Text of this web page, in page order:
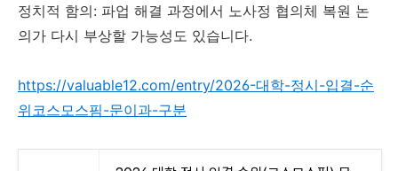
정치적 함의: 파업 해결 과정에서 노사정 협의체 복원 논
의가 다시 부상할 가능성도 있습니다.
https://valuable12.com/entry/2026-대학-정시-입결-순
위코스모스핌-문이과-구분